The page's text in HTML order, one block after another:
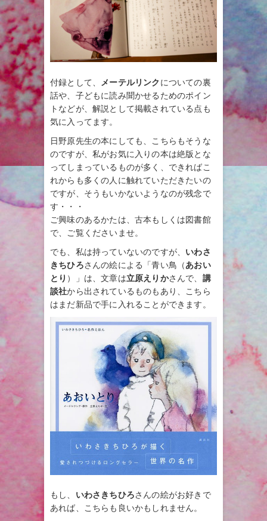
付録として、 メーテルリンク についての裏
話や、子どもに読み聞かせるためのポイン
トなどが、解説として掲載されている点も
気に入ってます。
日野原先生の本にしても、こちらもそうな
のですが、私がお気に入りの本は絶版とな
ってしまっているものが多く、できればこ
れからも多くの人に触れていただきたいの
ですが、そうもいかないようなのが残念で
す・・・
ご興味のあるかたは、古本もしくは図書館
で、ご覧くださいませ。
でも、私は持っていないのですが、 いわさ
きちひろさんの絵による「青い鳥（あおい
とり ）」は、文章は立原えりかさんで、 講
談社から出されているものもあり、こちら
はまだ新品で手に入れることができます。
もし、 いわさきちひろさんの絵がお好きで
あれば、こちらも良いかもしれません。